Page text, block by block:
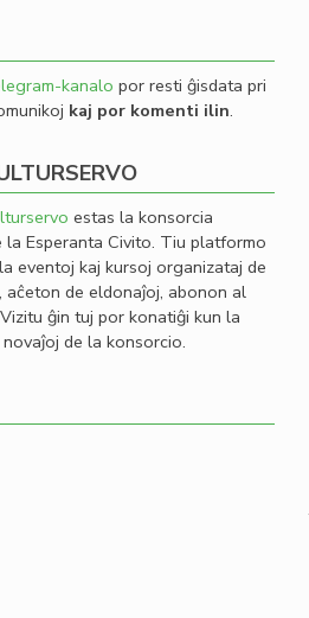
kanalo por resti ĝisdata pri
kaj por komenti ilin.
estas la konsorcia
la Esperanta Civito. Tiu platformo
eventoj kaj kursoj organizataj de
de eldonaĵoj, abonon al
ĝin tuj por konatiĝi kun la
de la konsorcio.